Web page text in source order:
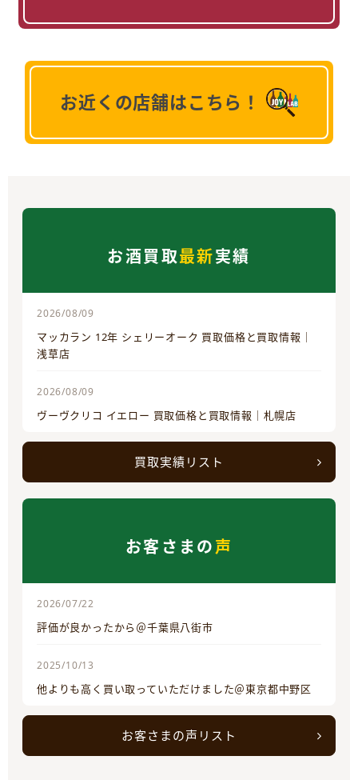
お近くの店舗はこちら！
お酒買取最新実績
2026/08/09
マッカラン 12年 シェリーオーク 買取価格と買取情報｜
浅草店
2026/08/09
ヴーヴクリコ イエロー 買取価格と買取情報｜札幌店
買取実績リスト
お客さまの声
2026/07/22
評価が良かったから＠千葉県八街市
2025/10/13
他よりも高く買い取っていただけました＠東京都中野区
お客さまの声リスト